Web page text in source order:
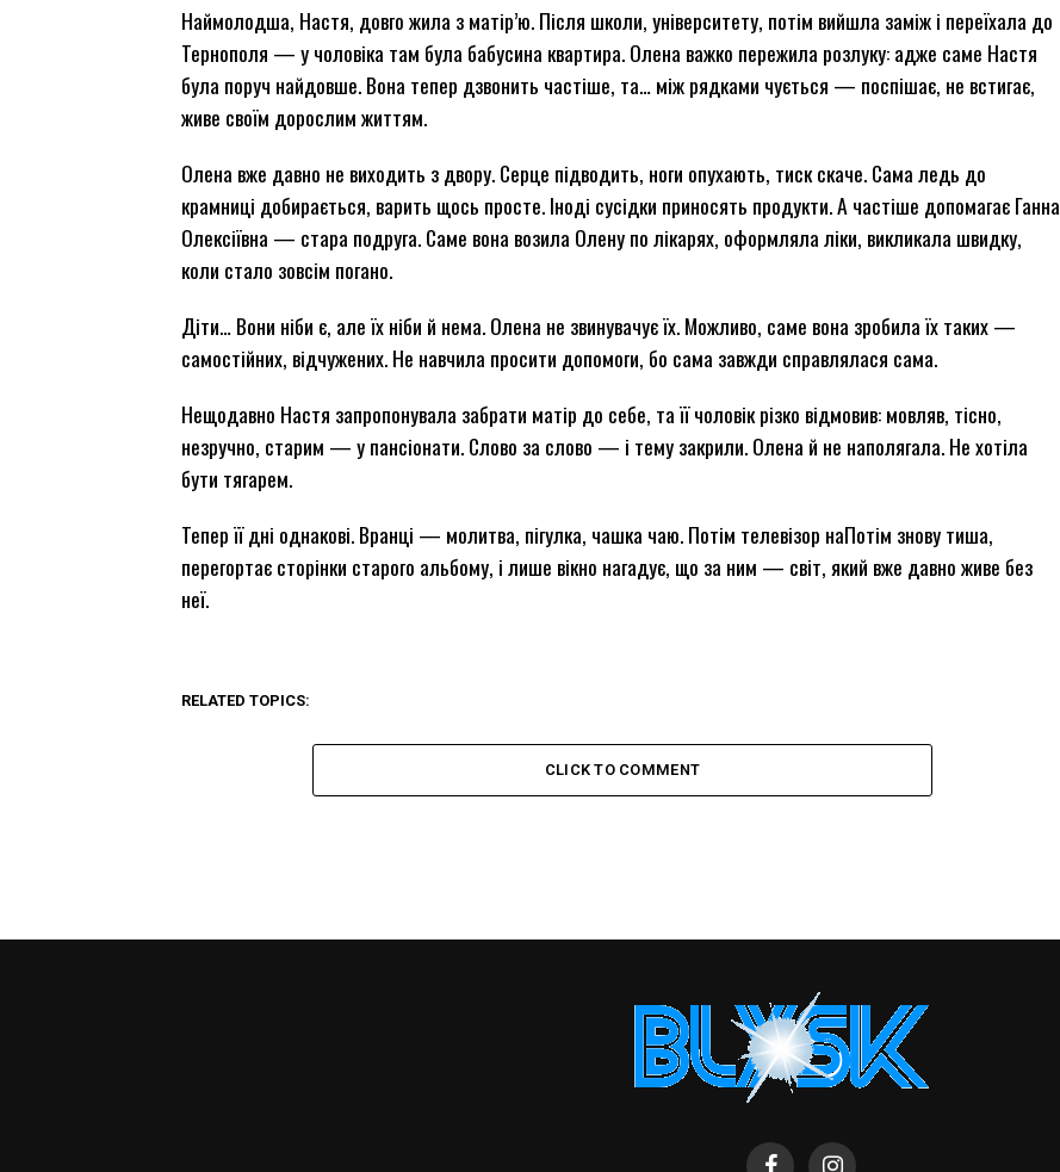
Наймолодша, Настя, довго жила з матір’ю. Після школи, університету, потім вийшла заміж і переїхала до
Тернополя — у чоловіка там була бабусина квартира. Олена важко пережила розлуку: адже саме Настя
була поруч найдовше. Вона тепер дзвонить частіше, та… між рядками чується — поспішає, не встигає,
живе своїм дорослим життям.
Олена вже давно не виходить з двору. Серце підводить, ноги опухають, тиск скаче. Сама ледь до
крамниці добирається, варить щось просте. Іноді сусідки приносять продукти. А частіше допомагає Ганна
Олексіївна — стара подруга. Саме вона возила Олену по лікарях, оформляла ліки, викликала швидку,
коли стало зовсім погано.
Діти… Вони ніби є, але їх ніби й нема. Олена не звинувачує їх. Можливо, саме вона зробила їх таких —
самостійних, відчужених. Не навчила просити допомоги, бо сама завжди справлялася сама.
Нещодавно Настя запропонувала забрати матір до себе, та її чоловік різко відмовив: мовляв, тісно,
незручно, старим — у пансіонати. Слово за слово — і тему закрили. Олена й не наполягала. Не хотіла
бути тягарем.
Тепер її дні однакові. Вранці — молитва, пігулка, чашка чаю. Потім телевізор наПотім знову тиша,
перегортає сторінки старого альбому, і лише вікно нагадує, що за ним — світ, який вже давно живе без
неї.
RELATED TOPICS:
CLICK TO COMMENT